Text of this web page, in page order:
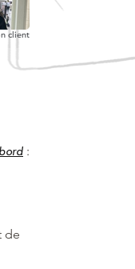
client
:
de